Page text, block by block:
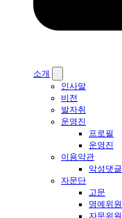
소개
인사말
비전
발자취
운영진
프로필
운영진
이용약관
악성댓글
자문단
고문
명예위원
자문위원